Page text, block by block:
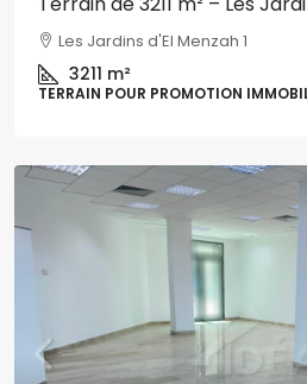
Les Jardins d'El Menzah 1
3211 m²
TERRAIN POUR PROMOTION